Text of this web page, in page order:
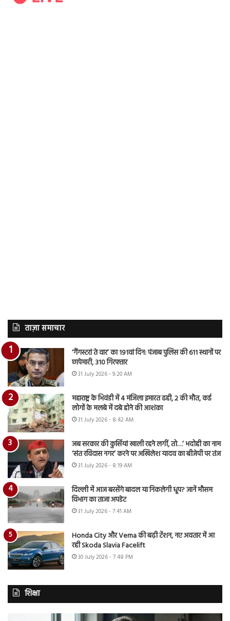
ताज़ा समाचार
‘गैंगस्टरां ते वार’ का 191वां दिन: पंजाब पुलिस की 611 स्थानों पर
छापेमारी, 310 गिरफ्तार
31 July 2026 - 9:20 AM
महाराष्ट्र के भिवंडी में 4 मंजिला इमारत ढही, 2 की मौत, कई
लोगों के मलबे में दबे होने की आशंका
31 July 2026 - 8:42 AM
जब सरकार की कुर्सियां खाली रहने लगीं, तो…’ भदोही का नाम
‘संत रविदास नगर’ करने पर अखिलेश यादव का बीजेपी पर तंज
31 July 2026 - 8:19 AM
दिल्ली में आज बरसेंगे बादल या निकलेगी धूप? जानें मौसम
विभाग का ताजा अपडेट
31 July 2026 - 7:41 AM
Honda City और Verna की बढ़ी टेंशन, नए अवतार में आ
रही Skoda Slavia Facelift
30 July 2026 - 7:48 PM
शिक्षा